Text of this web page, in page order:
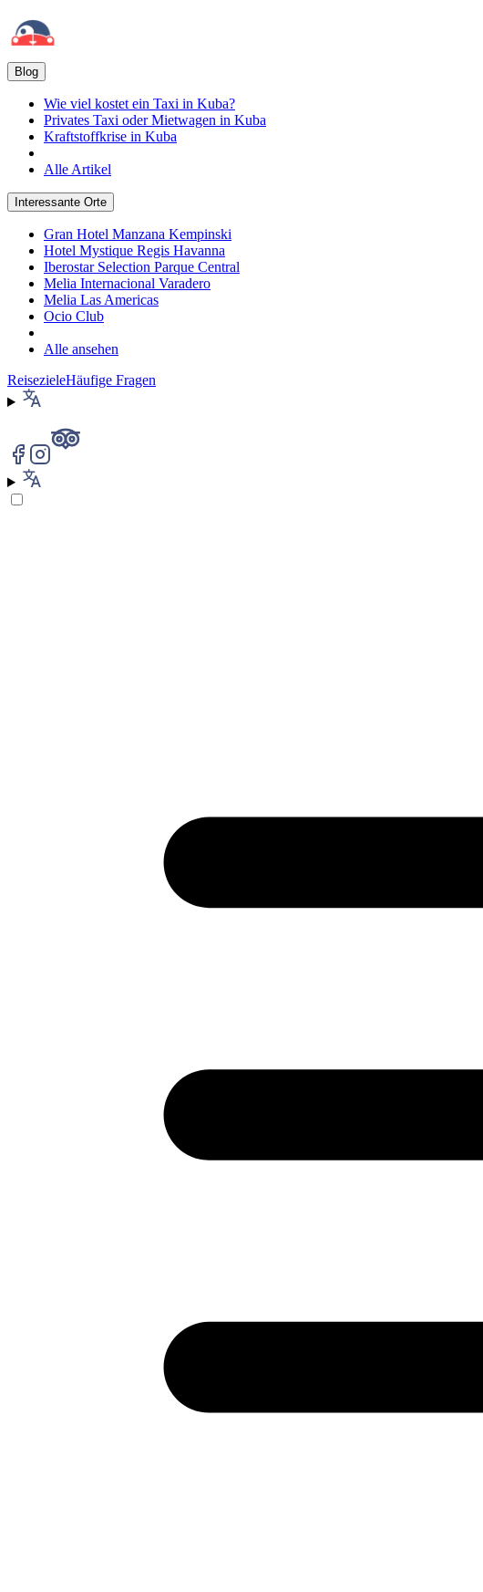
Blog
Wie viel kostet ein Taxi in Kuba?
Privates Taxi oder Mietwagen in Kuba
Kraftstoffkrise in Kuba
Alle Artikel
Interessante Orte
Gran Hotel Manzana Kempinski
Hotel Mystique Regis Havanna
Iberostar Selection Parque Central
Melia Internacional Varadero
Melia Las Americas
Ocio Club
Alle ansehen
ReisezieleHäufige Fragen